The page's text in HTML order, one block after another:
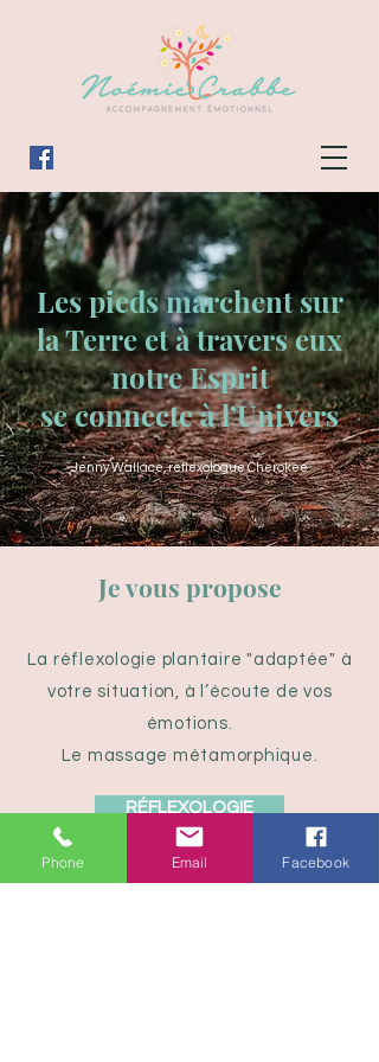
Les pieds marchent sur
la Terre et à travers eux
notre Esprit
se connecte à l’Univers
Jenny Wallace, reflexologue Cherokee
Je vous propose
La réflexologie plantaire "adaptée" à
votre situation, à l’écoute de vos
émotions.
Le massage métamorphique.
RÉFLEXOLOGIE
MASSAGE MÉTAMORPHIQUE
Phone Email Facebook